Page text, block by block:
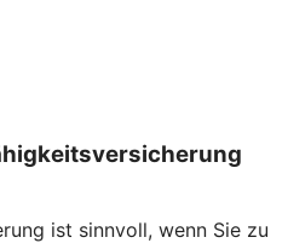
ist sinnvoll, wenn Sie zu